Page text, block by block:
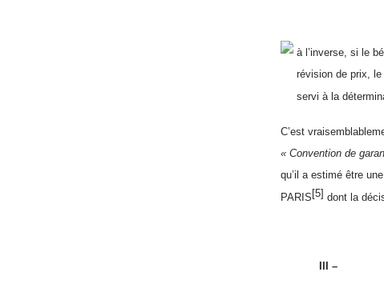
àl’inverse, si le
révision de prix,
servi à la
C’est
« Convention de
qu’il a estimé être
PARIS [5] dont la
III –